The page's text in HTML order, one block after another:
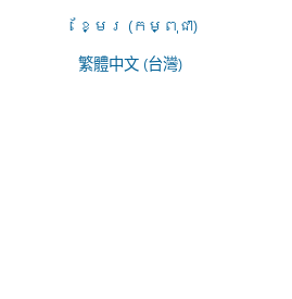
ខ្មែរ (កម្ពុជា)
繁體中文 (台灣)